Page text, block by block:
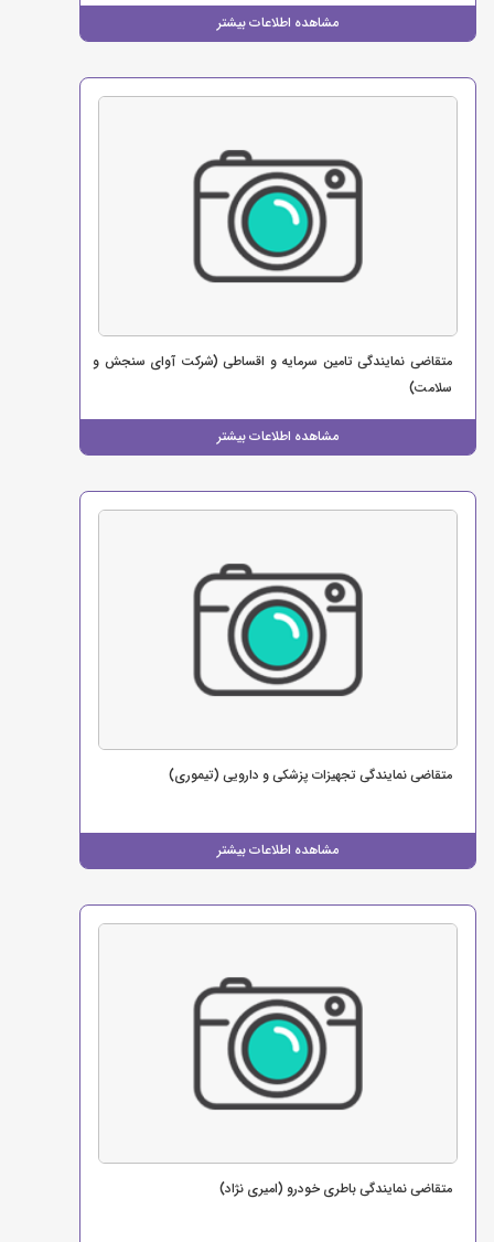
مشاهده اطلاعات بیشتر
مشاهده اطلاعات بیشتر
متقاضی نمایندگی تامین سرمایه و اقساطی (شرکت آوای سنجش و
سلامت)
مشاهده اطلاعات بیشتر
متقاضی نمایندگی تجهیزات پزشکی و دارویی (تیموری)
متقاضی نمایندگی باطری خودرو (امیری نژاد)